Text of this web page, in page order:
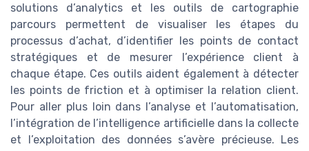
solutions d’analytics et les outils de cartographie
parcours permettent de visualiser les étapes du
processus d’achat, d’identifier les points de contact
stratégiques et de mesurer l’expérience client à
chaque étape. Ces outils aident également à détecter
les points de friction et à optimiser la relation client.
Pour aller plus loin dans l’analyse et l’automatisation,
l’intégration de l’intelligence artificielle dans la collecte
et l’exploitation des données s’avère précieuse. Les